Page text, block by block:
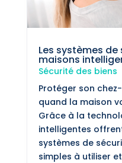
Les systèmes
maisons
Sécurité des biens
Protéger son
quand la maison
Grâce à la
intelligentes
systèmes de
simples à utiliser